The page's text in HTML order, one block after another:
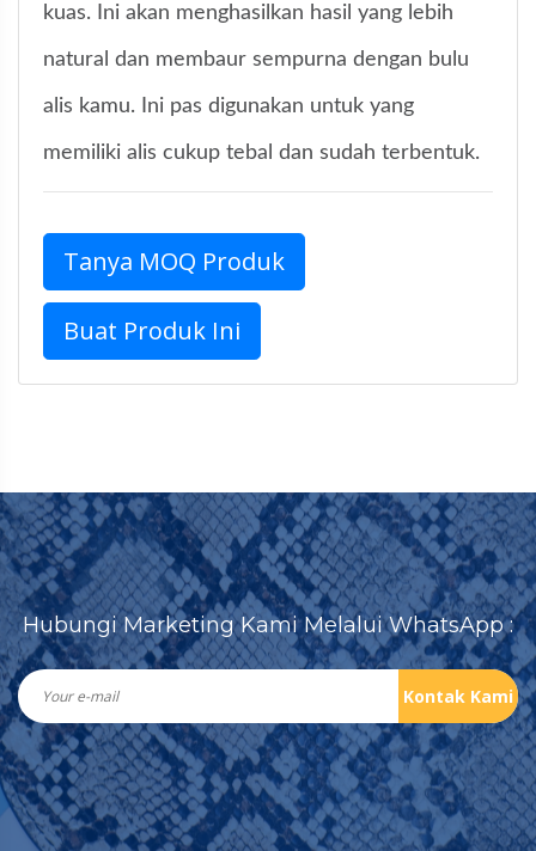
kuas. Ini akan menghasilkan hasil yang lebih
natural dan membaur sempurna dengan bulu
alis kamu. Ini pas digunakan untuk yang
memiliki alis cukup tebal dan sudah terbentuk.
Tanya MOQ Produk
Buat Produk Ini
Hubungi Marketing Kami Melalui WhatsApp :
Kontak Kami